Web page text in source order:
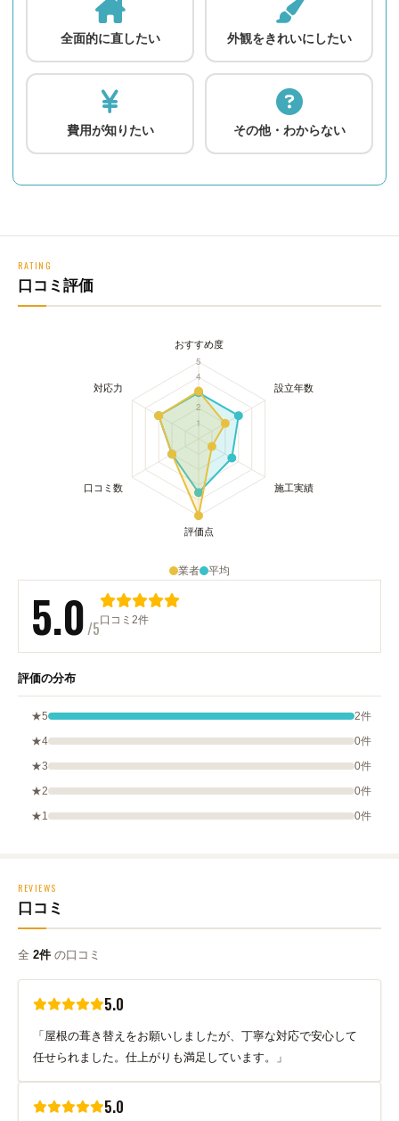
全面的に直したい 外観をきれいにしたい
費用が知りたい その他・わからない
RATING
口コミ評価
業者 平均
5.0 /5口コミ2件
評価の分布
★5
2件
★4
0件
★3
0件
★2
0件
★1
0件
REVIEWS
口コミ
全 2件 の口コミ
5.0
「屋根の葺き替えをお願いしましたが、丁寧な対応で安心して
任せられました。仕上がりも満足しています。」
5.0